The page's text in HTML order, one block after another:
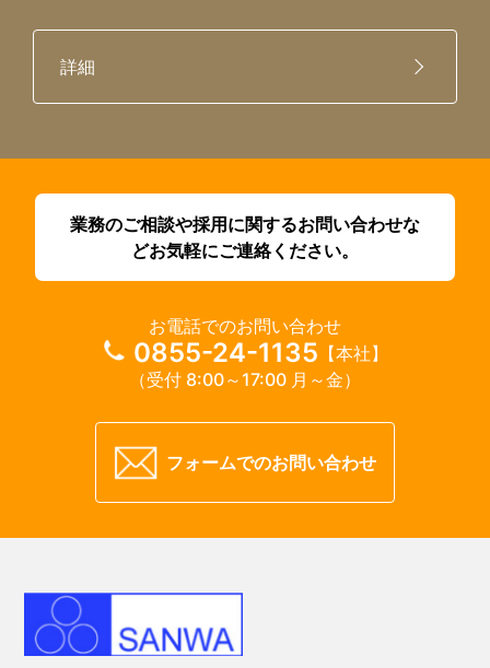
詳細
業務のご相談や採用に関するお問い合わせな
どお気軽にご連絡ください。
フォームでのお問い合わせ
お電話でのお問い合わせ
0855-24-1135 【本社】
（受付 8:00～17:00 月～金）